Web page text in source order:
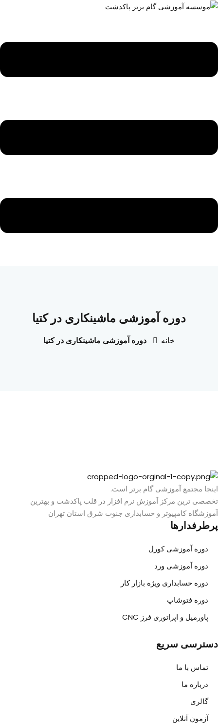
به
دوره آموزشی ماشینکاری در کتیا
خانه دوره آموزشی ماشینکاری در کتیا
اینجا مجتمع آموزشی گام برتر است.
تخصصی ترین مرکز آموزش نرم افزار در قلب پاکدشت و بهترین
آموزشگاه کامپیوتر و حسابداری جنوب شرق استان تهران
پرطرفدارها
دوره آموزشی کورل
دوره آموزشی ورد
دوره حسابداری ویژه بازار کار
دوره فتوشاپ
پاورمیل و اپراتوری فرز CNC
دسترسی سریع
تماس با ما
درباره ما
گالری
آزمون آنلاین